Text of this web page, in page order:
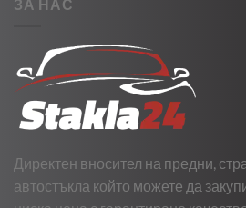
ЗА НАС
Директен вносител на предни,
автостъкла който можете да